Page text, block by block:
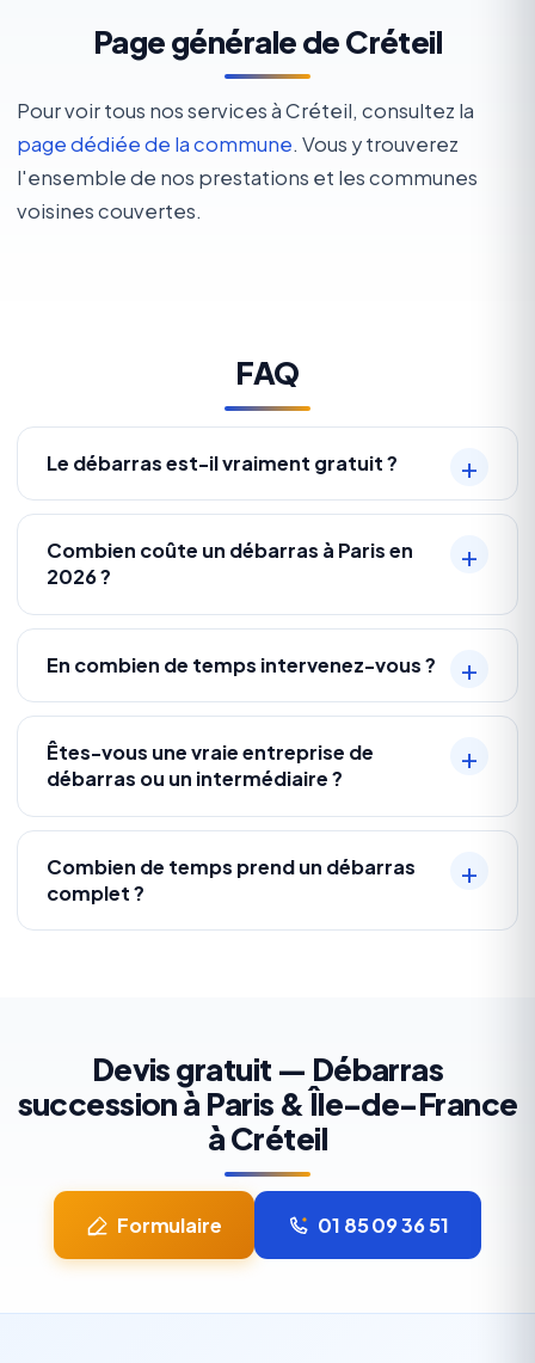
Page générale de Créteil
Pour voir tous nos services à Créteil, consultez la
page dédiée de la commune. Vous y trouverez
l'ensemble de nos prestations et les communes
voisines couvertes.
FAQ
Le débarras est-il vraiment gratuit ?
Combien coûte un débarras à Paris en
2026 ?
En combien de temps intervenez-vous ?
Êtes-vous une vraie entreprise de
débarras ou un intermédiaire ?
Combien de temps prend un débarras
complet ?
Devis gratuit — Débarras
succession à Paris & Île-de-France
à Créteil
Formulaire 01 85 09 36 51